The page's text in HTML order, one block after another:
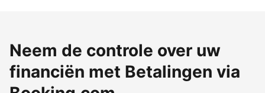
Neem de controle over uw
financiën met Betalingen via